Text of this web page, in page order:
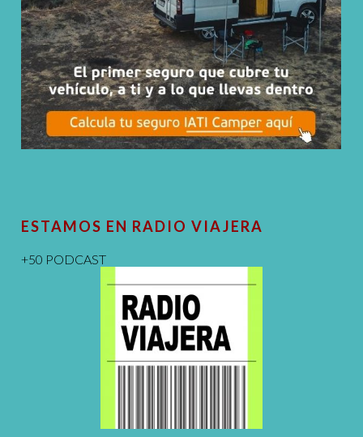
ESTAMOS EN RADIO VIAJERA
+50 PODCAST